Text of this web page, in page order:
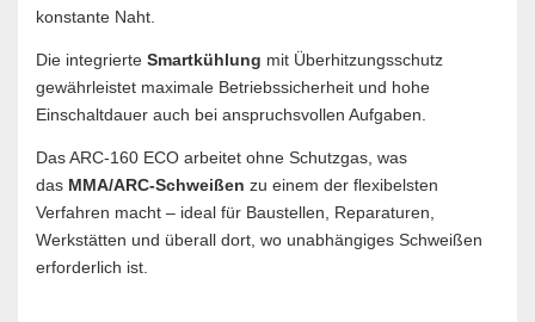
konstante Naht.
Die integrierte Smartkühlung mit Überhitzungsschutz
gewährleistet maximale Betriebssicherheit und hohe
Einschaltdauer auch bei anspruchsvollen Aufgaben.
Das ARC-160 ECO arbeitet ohne Schutzgas, was
das MMA/ARC-Schweißen zu einem der flexibelsten
Verfahren macht – ideal für Baustellen, Reparaturen,
Werkstätten und überall dort, wo unabhängiges Schweißen
erforderlich ist.